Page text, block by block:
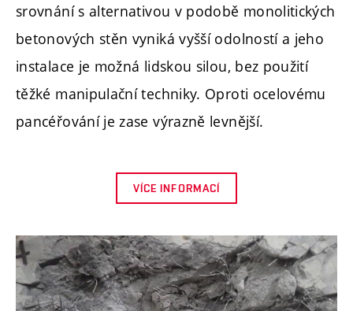
srovnání s alternativou v podobě monolitických
betonových stěn vyniká vyšší odolností a jeho
instalace je možná lidskou silou, bez použití
těžké manipulační techniky. Oproti ocelovému
pancéřování je zase výrazně levnější.
VÍCE INFORMACÍ